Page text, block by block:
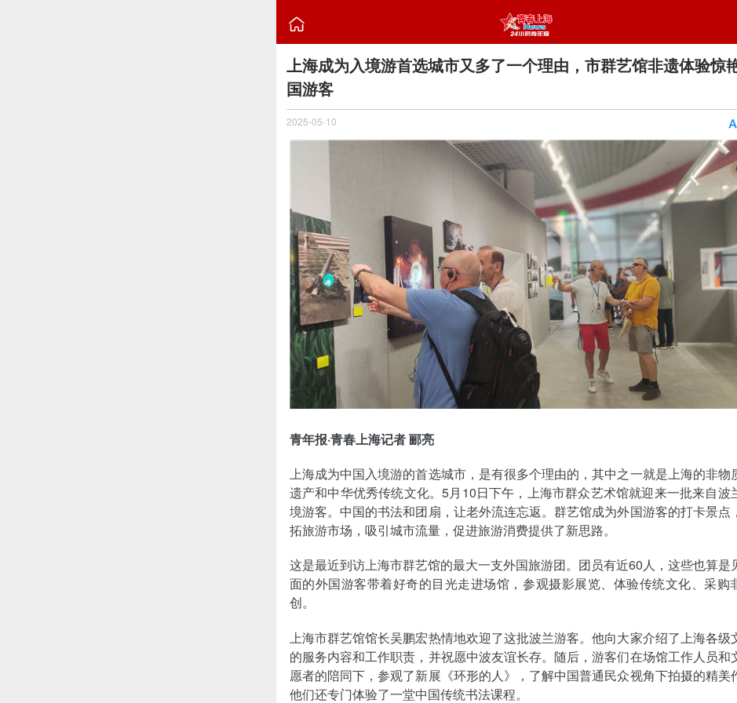

上海成为入境游首选城市又多了一个理由，市群艺馆非遗体验惊
国游客
2025-05-10
青年报·青春上海记者 郦亮
上海成为中国入境游的首选城市，是有很多个理由的，其中之一就是上海的非物
遗产和中华优秀传统文化。5月10日下午，上海市群众艺术馆就迎来一批来自波
境游客。中国的书法和团扇，让老外流连忘返。群艺馆成为外国游客的打卡景点
拓旅游市场，吸引城市流量，促进旅游消费提供了新思路。
这是最近到访上海市群艺馆的最大一支外国旅游团。团员有近60人，这些也算是
面的外国游客带着好奇的目光走进场馆，参观摄影展览、体验传统文化、采购
创。
上海市群艺馆馆长吴鹏宏热情地欢迎了这批波兰游客。他向大家介绍了上海各级
的服务内容和工作职责，并祝愿中波友谊长存。随后，游客们在场馆工作人员和
愿者的陪同下，参观了新展《环形的人》，了解中国普通民众视角下拍摄的精美
他们还专门体验了一堂中国传统书法课程。